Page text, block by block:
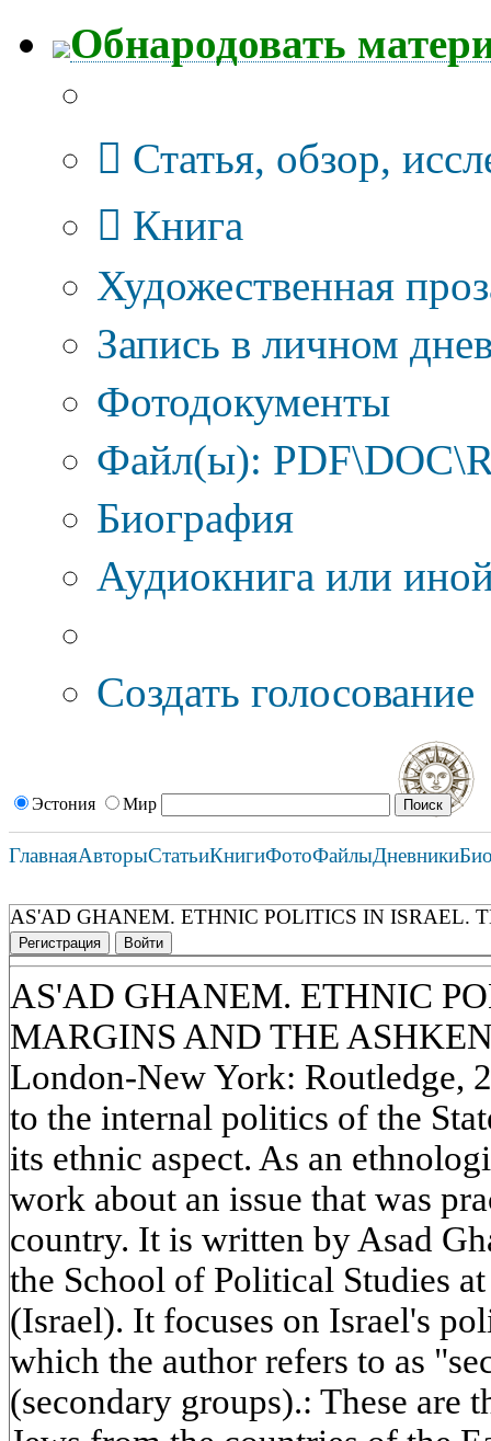
Обнародовать
Статья, обзор,
Книга
Художественная
Запись в личном
Фотодокументы
Файл(ы):
Биография
Аудиокнига или
Создать голосование
Эстония Мир
ГлавнаяАвторыСтатьиКнигиФотоФайлыДневники
AS'AD GHANEM. ETHNIC POLITICS IN ISRAEL.
Регистрация Войти
AS'AD GHANEM. ETHNIC
MARGINS AND THE
London-New York: Routledge,
to the internal politics of the
its ethnic aspect. As an
work about an issue that was
country. It is written by Asad
the School of Political Studies
(Israel). It focuses on Israel's
which the author refers to as
(secondary groups).: These are